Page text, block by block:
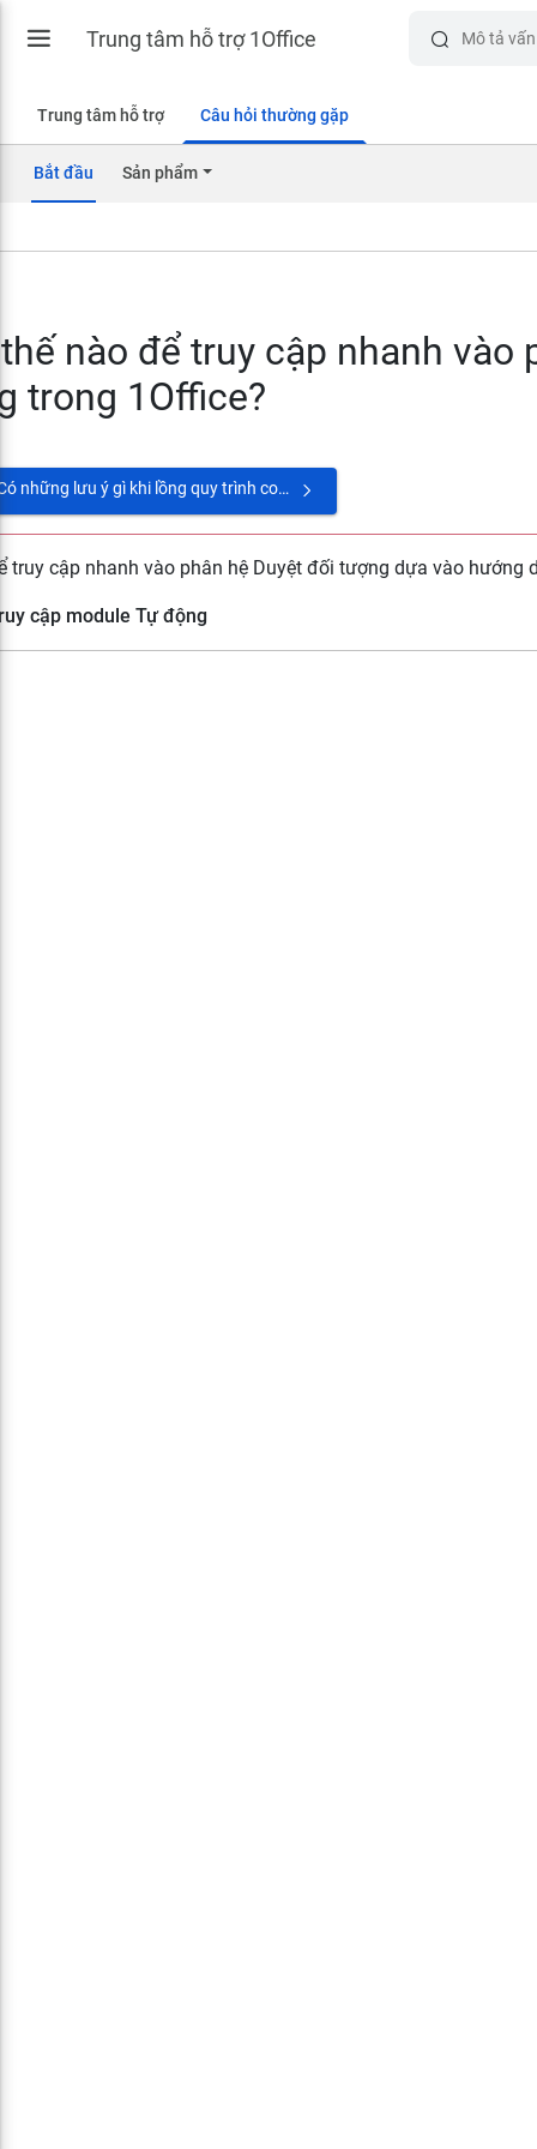
Trung tâm hỗ trợ 1Office
Trung tâm hỗ trợ Câu hỏi thường gặp
Bắt đầu Sản phẩm
nào để truy cập nhanh vào
trong 1Office?
Có những lưu ý gì khi lồng quy trình con trong quy trình công việc?
truy cập nhanh vào phân hệ Duyệt đối tượng dựa vào hướng
cập module Tự động